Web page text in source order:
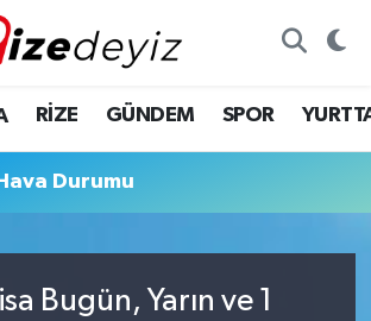
RİZE GÜNDEM SPOR
Durumu
Bugün, Yarın ve 1
Yoğunluk Haritası